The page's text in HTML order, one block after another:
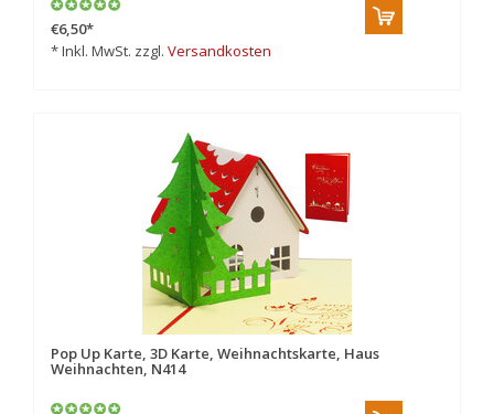
€6,50*
* Inkl. MwSt. zzgl. Versandkosten
Pop Up Karte, 3D Karte, Weihnachtskarte, Haus
Weihnachten, N414